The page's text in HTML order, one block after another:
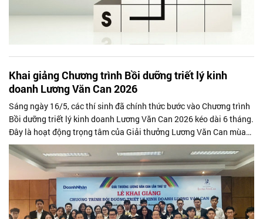
Khai giảng Chương trình Bồi dưỡng triết lý kinh
doanh Lương Văn Can 2026
Sáng ngày 16/5, các thí sinh đã chính thức bước vào Chương trình
Bồi dưỡng triết lý kinh doanh Lương Văn Can 2026 kéo dài 6 tháng.
Đây là hoạt động trọng tâm của Giải thưởng Lương Văn Can mùa
thứ 12